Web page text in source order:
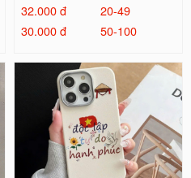
32.000 đ
20-49
30.000 đ
50-100